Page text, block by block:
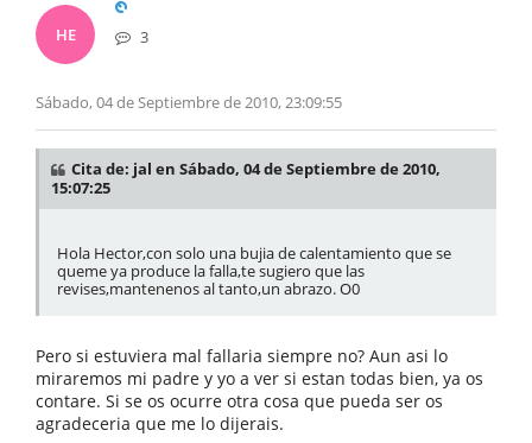
HE 3
Sábado, 04 de Septiembre de 2010, 23:09:55
Cita de: jal en Sábado, 04 de Septiembre de 2010,
15:07:25
Hola Hector,con solo una bujia de calentamiento que se
queme ya produce la falla,te sugiero que las
revises,mantenenos al tanto,un abrazo. O0
Pero si estuviera mal fallaria siempre no? Aun asi lo
miraremos mi padre y yo a ver si estan todas bien, ya os
contare. Si se os ocurre otra cosa que pueda ser os
agradeceria que me lo dijerais.